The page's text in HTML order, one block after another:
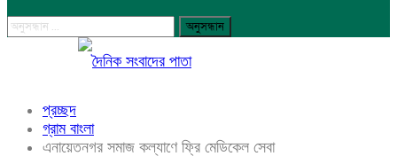
প্রচ্ছদ
গ্রাম বাংলা
এনায়েতনগর সমাজ কল্যাণে ফ্রি মেডিকেল সেবা